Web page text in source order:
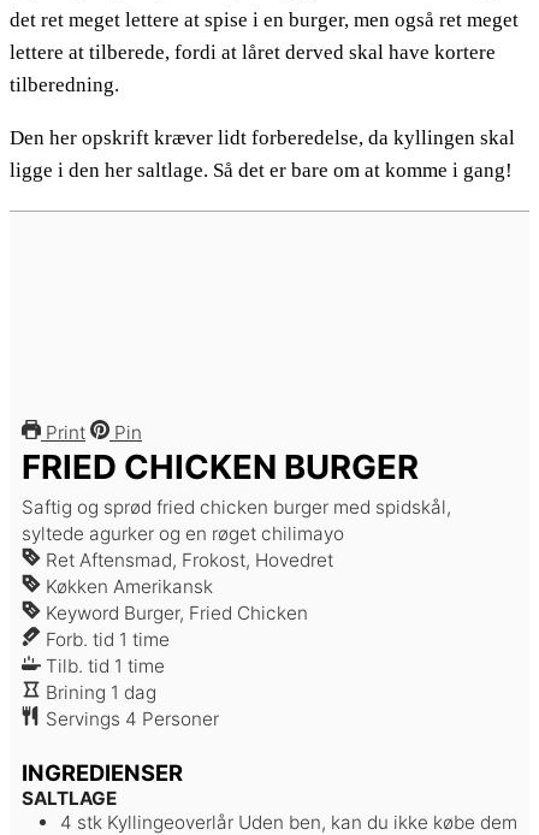
det ret meget lettere at spise i en burger, men også ret meget
lettere at tilberede, fordi at låret derved skal have kortere
tilberedning.
Den her opskrift kræver lidt forberedelse, da kyllingen skal
ligge i den her saltlage. Så det er bare om at komme i gang!
Print Pin
FRIED CHICKEN BURGER
Saftig og sprød fried chicken burger med spidskål,
syltede agurker og en røget chilimayo
Ret Aftensmad, Frokost, Hovedret
Køkken Amerikansk
Keyword Burger, Fried Chicken
Forb. tid 1 time
time
Tilb. tid 1 time
time
Brining 1 dag
dag
Servings 4 Personer
INGREDIENSER
SALTLAGE
4 stk Kyllingeoverlår Uden ben, kan du ikke købe dem